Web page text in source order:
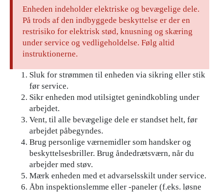
Enheden indeholder elektriske og bevægelige dele.
På trods af den indbyggede beskyttelse er der en
restrisiko for elektrisk stød, knusning og skæring
under service og vedligeholdelse. Følg altid
instruktionerne.
Sluk for strømmen til enheden via sikring eller stik
før service.
Sikr enheden mod utilsigtet genindkobling under
arbejdet.
Vent, til alle bevægelige dele er standset helt, før
arbejdet påbegyndes.
Brug personlige værnemidler som handsker og
beskyttelsesbriller. Brug åndedrætsværn, når du
arbejder med støv.
Mærk enheden med et advarselsskilt under service.
Åbn inspektionslemme eller -paneler (f.eks. løsne